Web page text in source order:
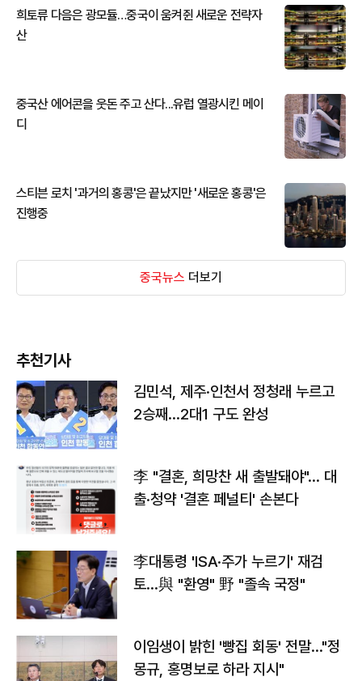
희토류 다음은 광모듈…중국이 움켜쥔 새로운 전략자
산
중국산 에어콘을 웃돈 주고 산다...유럽 열광시킨 메이
디
스티븐 로치 '과거의 홍콩'은 끝났지만 '새로운 홍콩'은
진행중
중국뉴스 더보기
추천기사
김민석, 제주·인천서 정청래 누르고
2승째…2대1 구도 완성
李 "결혼, 희망찬 새 출발돼야"… 대
출·청약 '결혼 페널티' 손본다
李대통령 'ISA·주가 누르기' 재검
토…與 "환영" 野 "졸속 국정"
이임생이 밝힌 '빵집 회동' 전말…"정
몽규, 홍명보로 하라 지시"